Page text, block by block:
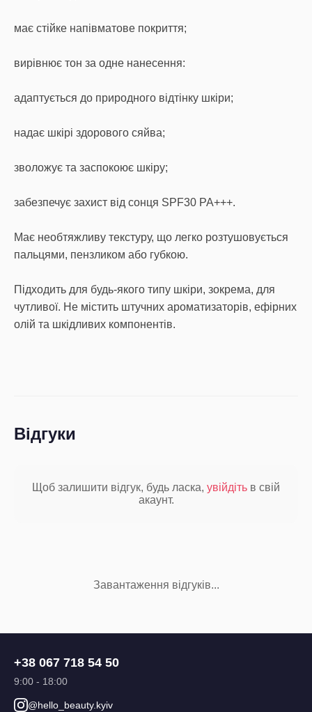
має стійке напівматове покриття;
вирівнює тон за одне нанесення:
адаптується до природного відтінку шкіри;
надає шкірі здорового сяйва;
зволожує та заспокоює шкіру;
забезпечує захист від сонця SPF30 PA+++.
Має необтяжливу текстуру, що легко розтушовується
пальцями, пензликом або губкою.
Підходить для будь-якого типу шкіри, зокрема, для
чутливої. Не містить штучних ароматизаторів, ефірних
олій та шкідливих компонентів.
Відгуки
Щоб залишити відгук, будь ласка, увійдіть в свій
акаунт.
Завантаження відгуків...
+38 067 718 54 50
9:00 - 18:00
@hello_beauty.kyiv